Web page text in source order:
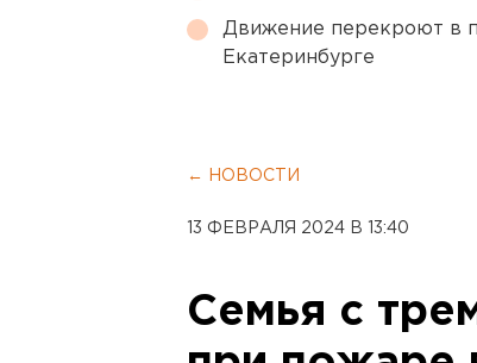
Движение перекроют в
Екатеринбурге
← НОВОСТИ
13 ФЕВРАЛЯ 2024 В 13:40
Семья с